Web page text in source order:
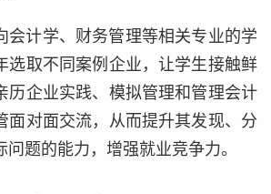
会计学、财务管理等相关专业的学
选取不同案例企业，让学生接触鲜
历企业实践、模拟管理和管理会计
面对面交流，从而提升其发现、分
题的能力，增强就业竞争力。